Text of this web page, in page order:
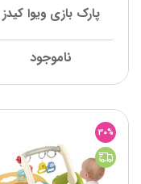
پارک بازی ویوا کیدز
ناموجود
30%